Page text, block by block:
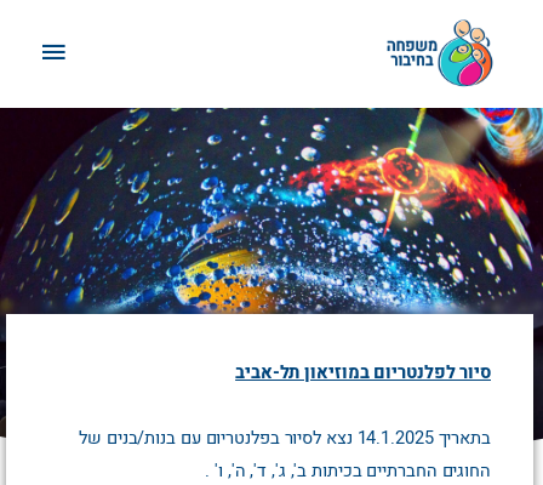
סיור לפלנטריום במוזיאון תל-אביב
בתאריך 14.1.2025 נצא לסיור בפלנטריום עם בנות/בנים של
החוגים החברתיים בכיתות ב', ג', ד', ה', ו' .